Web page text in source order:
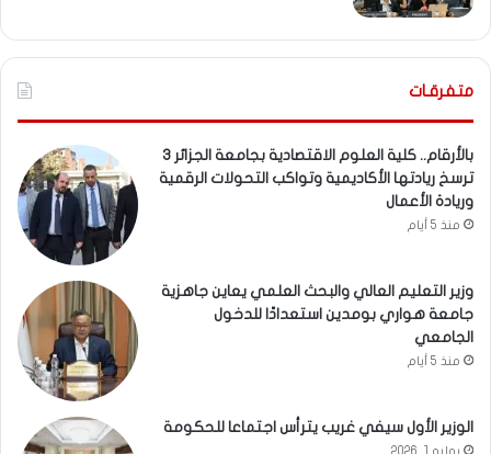
متفرقـات
بالأرقام.. كلية العلوم الاقتصادية بجامعة الجزائر 3
ترسخ ريادتها الأكاديمية وتواكب التحولات الرقمية
وريادة الأعمال
منذ 5 أيام
وزير التعليم العالي والبحث العلمي يعاين جاهزية
جامعة هواري بومدين استعدادًا للدخول
الجامعي
منذ 5 أيام
الوزير الأول سيفي غريب يترأس اجتماعا للحكومة
يوليو 1, 2026